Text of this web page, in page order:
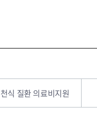
식 질환 의료비지원